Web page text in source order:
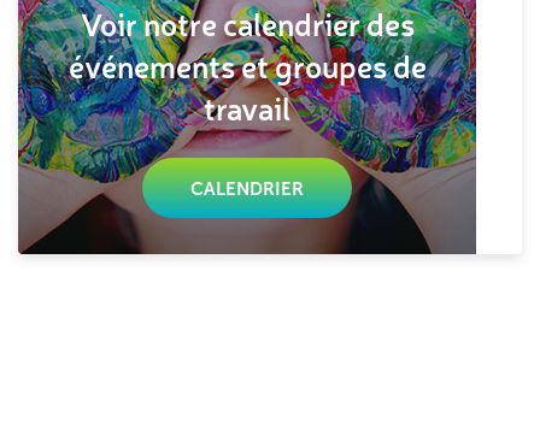
Voir notre calendrier des
événements et groupes de
travail
CALENDRIER